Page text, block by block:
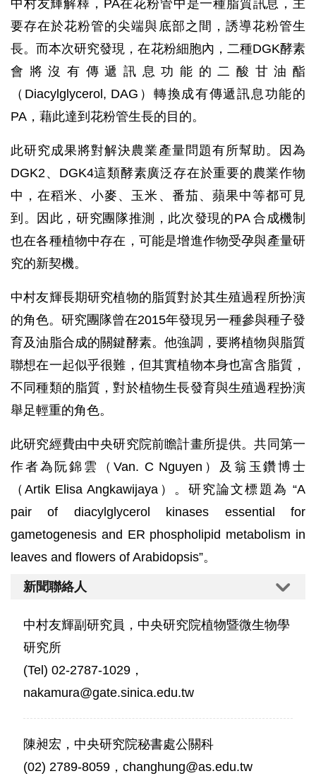
中村友輝解釋，PA在花粉管中是一種脂質訊息，主
要存在於花粉管的尖端與底部之間，誘導花粉管生
長。而本次研究發現，在花粉細胞內，二種DGK酵素
會將沒有傳遞訊息功能的二酸甘油酯
（Diacylglycerol, DAG）轉換成有傳遞訊息功能的
PA，藉此達到花粉管生長的目的。
此研究成果將對解決農業產量問題有所幫助。因為
DGK2、DGK4這類酵素廣泛存在於重要的農業作物
中，在稻米、小麥、玉米、番茄、蘋果中等都可見
到。因此，研究團隊推測，此次發現的PA 合成機制
也在各種植物中存在，可能是增進作物受孕與產量研
究的新契機。
中村友輝長期研究植物的脂質對於其生殖過程所扮演
的角色。研究團隊曾在2015年發現另一種參與種子發
育及油脂合成的關鍵酵素。他強調，要將植物與脂質
聯想在一起似乎很難，但其實植物本身也富含脂質，
不同種類的脂質，對於植物生長發育與生殖過程扮演
舉足輕重的角色。
此研究經費由中央研究院前瞻計畫所提供。共同第一
作者為阮錦雲（Van. C Nguyen）及翁玉鑽博士
（Artik Elisa Angkawijaya）。研究論文標題為 “A
pair of diacylglycerol kinases essential for
gametogenesis and ER phospholipid metabolism in
leaves and flowers of Arabidopsis”。
新聞聯絡人
中村友輝副研究員，中央研究院植物暨微生物學
研究所
(Tel) 02-2787-1029，
nakamura@gate.sinica.edu.tw
陳昶宏，中央研究院秘書處公關科
(02) 2789-8059，changhung@as.edu.tw